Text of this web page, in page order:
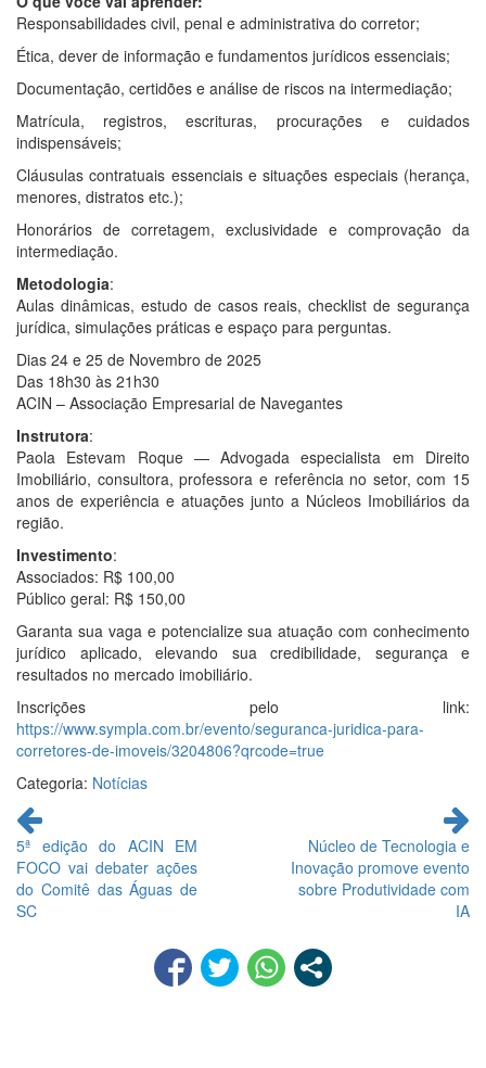
Responsabilidades civil, penal e administrativa do corretor;
Ética, dever de informação e fundamentos jurídicos essenciais;
Documentação, certidões e análise de riscos na intermediação;
Matrícula, registros, escrituras, procurações e cuidados
indispensáveis;
Cláusulas contratuais essenciais e situações especiais (herança,
menores, distratos etc.);
Honorários de corretagem, exclusividade e comprovação da
intermediação.
Metodologia:
Aulas dinâmicas, estudo de casos reais, checklist de segurança
jurídica, simulações práticas e espaço para perguntas.
Dias 24 e 25 de Novembro de 2025
Das 18h30 às 21h30
ACIN – Associação Empresarial de Navegantes
Instrutora:
Paola Estevam Roque — Advogada especialista em Direito
Imobiliário, consultora, professora e referência no setor, com 15
anos de experiência e atuações junto a Núcleos Imobiliários da
região.
Investimento:
Associados: R$ 100,00
Público geral: R$ 150,00
Garanta sua vaga e potencialize sua atuação com conhecimento
jurídico aplicado, elevando sua credibilidade, segurança e
resultados no mercado imobiliário.
Inscrições pelo link:
https://www.sympla.com.br/evento/seguranca-juridica-para-
corretores-de-imoveis/3204806?qrcode=true
Categoria: Notícias
Continue
lendo
5ª edição do ACIN EM
FOCO vai debater ações
do Comitê das Águas de
SC
Núcleo de Tecnologia e
Inovação promove evento
sobre Produtividade com
IA